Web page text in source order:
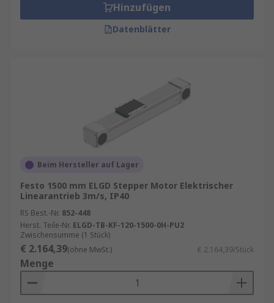
Hinzufügen
Datenblätter
Beim Hersteller auf Lager
Festo 1500 mm ELGD Stepper Motor Elektrischer
Linearantrieb 3m/s, IP40
RS Best.-Nr. 852-448
Herst. Teile-Nr. ELGD-TB-KF-120-1500-0H-PU2
Zwischensumme (1 Stück)
€ 2.164,39(ohne MwSt.) € 2.164,39/Stück
Menge